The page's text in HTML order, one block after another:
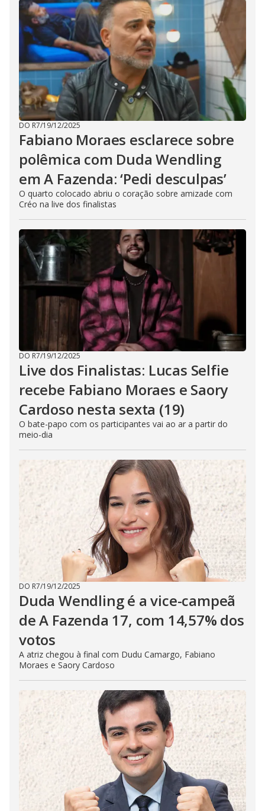
DO R7/19/12/2025
Fabiano Moraes esclarece sobre
polêmica com Duda Wendling
em A Fazenda: ‘Pedi desculpas’
O quarto colocado abriu o coração sobre amizade com
Créo na live dos finalistas
DO R7/19/12/2025
Live dos Finalistas: Lucas Selfie
recebe Fabiano Moraes e Saory
Cardoso nesta sexta (19)
O bate-papo com os participantes vai ao ar a partir do
meio-dia
DO R7/19/12/2025
Duda Wendling é a vice-campeã
de A Fazenda 17, com 14,57% dos
votos
A atriz chegou à final com Dudu Camargo, Fabiano
Moraes e Saory Cardoso